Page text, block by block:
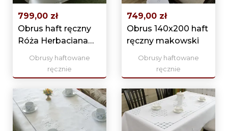
799,00 zł
Obrus haft ręczny
Róża Herbaciana
140x205 s
Obrusy haftowane
ręcznie
749,00 zł
Obrus 140x200 haft
ręczny makowski
Obrusy haftowane
ręcznie